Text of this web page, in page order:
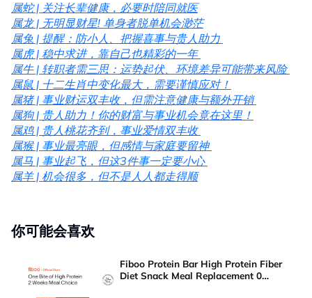
属蛇 | 关注长辈健康，必要时陪同就医
属龙 | 无明显财星! 单身者脱单机会渺茫
属兔 | 提醒：防小人、把握喜事与贵人助力
属虎 | 稳中求进，靠自己也精彩的一年
属牛 | 转职者需三思：运势起伏、环境差异可能带来风险
属鼠 | 十二生肖中变化最大，需要谨慎应对！
属猪 | 事业财运双丰收，但需注意健康与额外开销
属狗 | 贵人助力！你的财富与事业机会竟在这里！
属鸡 | 贵人桃花齐到，事业爱情双丰收
属猴 | 事业最亮眼，但感情与家庭要留神
属马 | 事业起飞，但这3件事一定要小心
属羊 | 机会很多，但不是人人都走得顺
你可能会喜欢
Fiboo Protein Bar High Protein Fiber
Diet Snack Meal Replacement 0